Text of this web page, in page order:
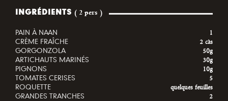
INGRÉDIENTS ( 2 pers )
PAIN À NAAN 1
CRÈME FRAÎCHE 2 càs
GORGONZOLA 50g
ARTICHAUTS MARINÉS 30g
PIGNONS 10g
TOMATES CERISES 5
ROQUETTE quelques feuilles
GRANDES TRANCHES 2